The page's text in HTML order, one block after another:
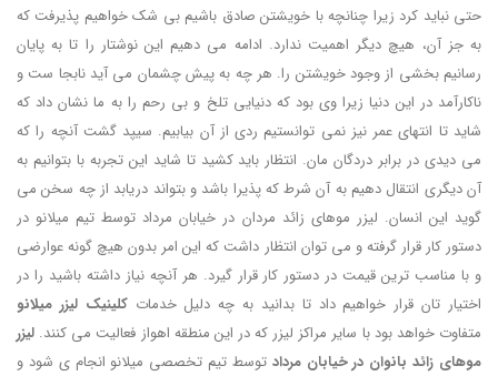
حتی نباید کرد زیرا چنانچه با خویشتن صادق باشیم بی شک خواهیم پذیرفت که
به جز آن، هیچ دیگر اهمیت ندارد. ادامه می دهیم این نوشتار را تا به پایان
رسانیم بخشی از وجود خویشتن را. هر چه به پیش چشمان می آید نابجا ست و
ناکارآمد در این دنیا زیرا وی بود که دنیایی تلخ و بی رحم را به ما نشان داد که
شاید تا انتهای عمر نیز نمی توانستیم ردی از آن بیابیم. سیپد گشت آنچه را که
می دیدی در برابر دردگان مان. انتظار باید کشید تا شاید این تجربه با بتوانیم به
آن دیگری انتقال دهیم به آن شرط که پذیرا باشد و بتواند دریابد از چه سخن می
گوید این انسان. لیزر موهای زائد مردان در خیابان مرداد توسط تیم میلانو در
دستور کار قرار گرفته و می توان انتظار داشت که این امر بدون هیچ گونه عوارضی
و با مناسب ترین قیمت در دستور کار قرار گیرد. هر آنچه نیاز داشته باشید را در
اختیار تان قرار خواهیم داد تا بدانید به چه دلیل خدماتکلینیک لیزر میلانو
متفاوت خواهد بود با سایر مراکز لیزر که در این منطقه اهواز فعالیت می کنند. لیزر
موهای زائد بانوان در خیابان مردادتوسط تیم تخصصی میلانو انجام ی شود و